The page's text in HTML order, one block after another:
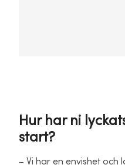
Hur har ni
start?
– Vi har en envishet och